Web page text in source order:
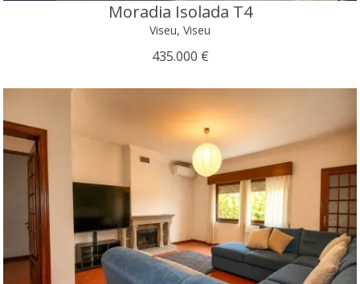
Moradia Isolada T4
Viseu, Viseu
435.000 €